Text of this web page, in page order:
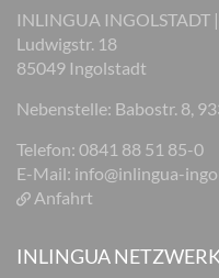
INLINGUA INGOLSTADT
Ludwigstr. 18
85049 Ingolstadt
Nebenstelle: Babostr. 8,
Telefon: 0841 88 51 85-0
E-Mail: info@inlingua-
Anfahrt
INLINGUA